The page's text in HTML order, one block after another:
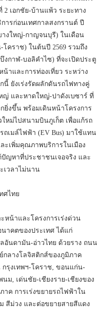
2 เอกชัย-บ้านแพ้ว ระยะทาง
การก่อนเทศกาลสงกรานต์ ปี
บางใหญ่-กาญจนบุรี) ในเดือน
โคราช) ในต้นปี 2569 รวมถึง
งกาฬ-บอลิคำไซ) ที่จะเปิดประตู
าและการท่องเที่ยว ระหว่าง
นี้ ยังเร่งรัดผลักดันรถไฟทางคู่
ญ่ และหาดใหญ่-ปาดังเบซาร์ ที่
งขึ้น พร้อมเดินหน้าโครงการ
หม่ไปสนามบินภูเก็ต เพื่อแก้รถ
ถเมล์ไฟฟ้า (EV Bus) มาใช้แทน
ะเพิ่มคุณภาพบริการในเมือง
ญหาที่ประชาชนเจอจริง และ
เวลาไม่นาน
ศไทย
หน้าและโครงการเร่งด่วน
นาคตของประเทศ ได้แก่
ลอันดามัน-อ่าวไทย ด้วยราง ถนน
กลางโลจิสติกส์ของภูมิภาค
กรุงเทพฯ-โคราช, ขอนแก่น-
ม, เด่นชัย-เชียงราย-เชียงของ
าค การเร่งขยายรถไฟฟ้าใน
สีม่วง และต่อขยายสายสีแดง